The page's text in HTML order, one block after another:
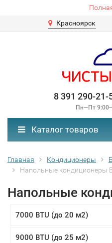
Красноярск
8 391 290-21-
Пн—Пт
Каталог товаров
Главная Кондиционеры
Напольные кондиционеры
Напольные
7000 BTU (до 20 м2)
9000 BTU (до 25 м2)